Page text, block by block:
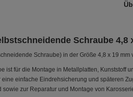
Schraube
Schraube) in der Größe 4,8 x 19
ist für die Montage in Metallplatten,
einfache Eindrehsicherung und späteren
sowie zur Reparatur und Montage von